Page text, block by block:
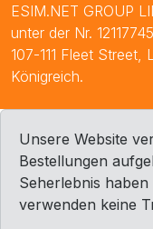
ESIM.NET GROUP
unter der Nr.
107-111 Fleet Street,
Königreich.
Unsere Website
Bestellungen
Seherlebnis
verwenden keine